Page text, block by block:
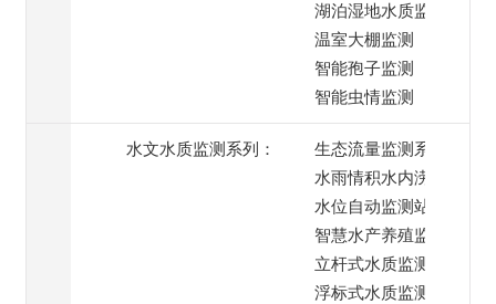
湖泊湿地水质监测
温室大棚监测
智能孢子监测
智能虫情监测
水文水质监测系列：
生态流量监测系统
水雨情积水内涝监测
水位自动监测站
智慧水产养殖监测
立杆式水质监测系统
浮标式水质监测系统